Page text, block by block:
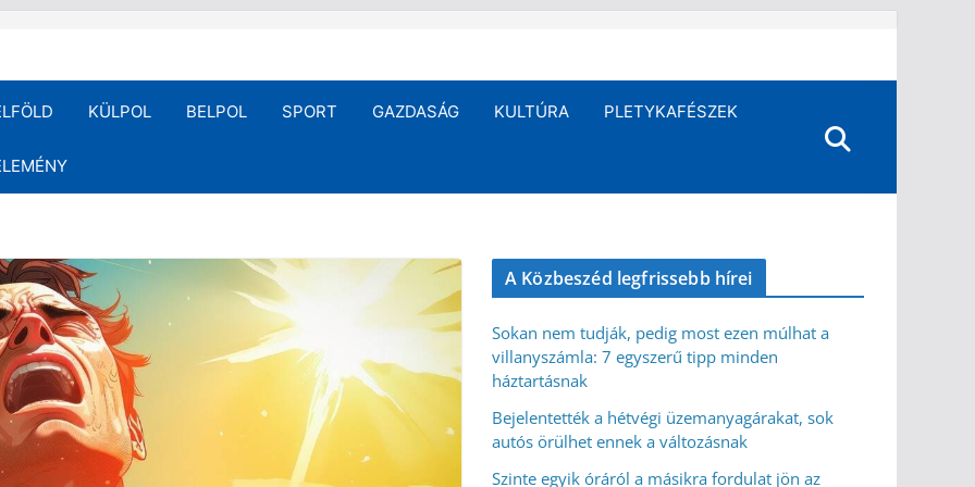
KÜLPOL BELPOL SPORT GAZDASÁG KULTÚRA PLETYKAFÉSZEK
A Közbeszéd legfrissebb hírei
Sokan nem tudják, pedig most ezen múlhat a
villanyszámla: 7 egyszerű tipp minden
háztartásnak
Bejelentették a hétvégi üzemanyagárakat, sok
autós örülhet ennek a változásnak
Szinte egyik óráról a másikra fordulat jön az